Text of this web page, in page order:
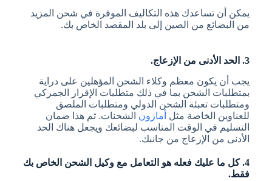
يمكن أن تساعدك هذه التكاليف الموفرة في شحن المزيد
من البضائع من الصين إلى بلد المقصد الخاص بك.
3. الحد الأدنى من الإزعاج.
يجب أن يكون معظم وكلاء الشحن المؤهلين على دراية
بمتطلبات الشحن بما في ذلك متطلبات الإقرار الجمركي
ومتطلبات تعبئة الشحن الدولي ومتطلبات الملصق
للعناوين الخاصة مثل أمازون الشحنات. ثم هذا ضمان
التسليم في الوقت المناسب لبضائعك ويجعل هناك الحد
الأدنى من الإزعاج من جانبك.
4. كل ما عليك فعله هو التعامل مع وكيل الشحن الخاص بك
فقط.